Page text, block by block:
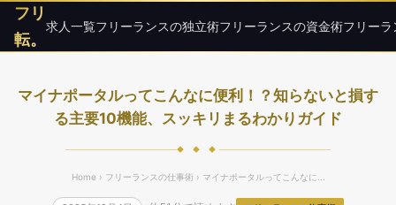
フリ
転。
求人一覧フリーランスの独立術フリーランスの資金術フリーラ
マイナポータルってこんなに便利！？知らないと損す
る主要10機能、スッキリまるわかりガイド
◆ ◆ ◆
Home › フリーランスの仕事術 › マイナポータルってこんなに...